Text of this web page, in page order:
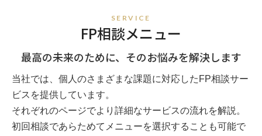
SERVICE
FP相談メニュー
最高の未来のために、そのお悩みを解決します
当社では、個人のさまざまな課題に対応したFP相談サー
ビスを提供しています。
それぞれのページでより詳細なサービスの流れを解説。
初回相談であらためてメニューを選択することも可能で